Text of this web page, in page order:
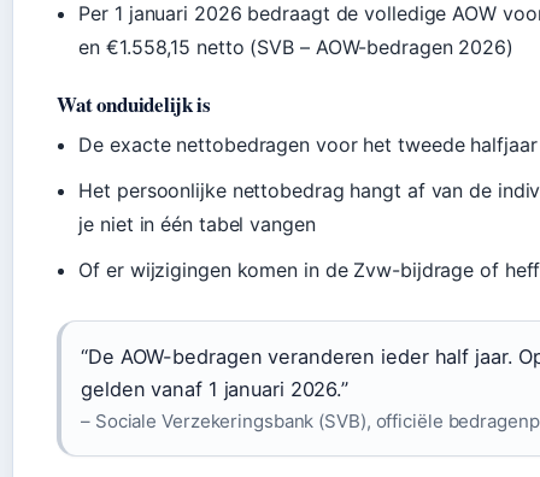
Per 1 januari 2026 bedraagt de volledige AOW
en €1.558,15 netto (SVB – AOW-bedragen 2026)
Wat onduidelijk is
De exacte nettobedragen voor het tweede
Het persoonlijke nettobedrag hangt af van de
je niet in één tabel vangen
Of er wijzigingen komen in de Zvw-bijdrage of
“De AOW-bedragen veranderen ieder half jaar.
gelden vanaf 1 januari 2026.”
– Sociale Verzekeringsbank (SVB), officiële